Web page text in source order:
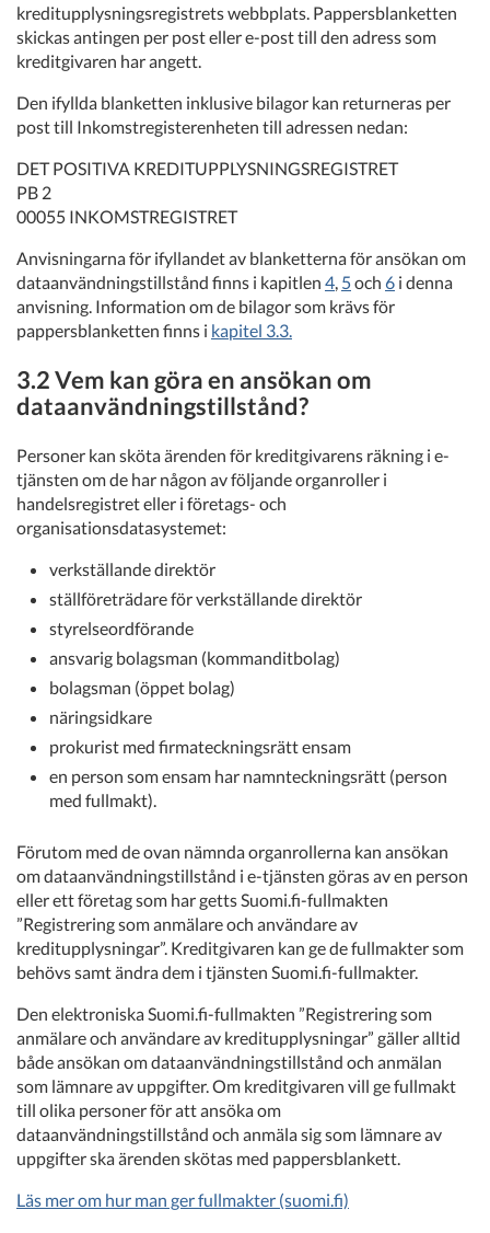
kreditupplysningsregistrets webbplats. Pappersblanketten
skickas antingen per post eller e-post till den adress som
kreditgivaren har angett.
Den ifyllda blanketten inklusive bilagor kan returneras per
post till Inkomstregisterenheten till adressen nedan:
DET POSITIVA KREDITUPPLYSNINGSREGISTRET
PB 2
00055 INKOMSTREGISTRET
Anvisningarna för ifyllandet av blanketterna för ansökan om
dataanvändningstillstånd finns i kapitlen 4, 5och 6 i denna
anvisning. Information om de bilagor som krävs för
pappersblanketten finns i kapitel 3.3.
3.2 Vem kan göra en ansökan om
dataanvändningstillstånd?
Personer kan sköta ärenden för kreditgivarens räkning i e-
tjänsten om de har någon av följande organroller i
handelsregistret eller i företags- och
organisationsdatasystemet:
verkställande direktör
ställföreträdare för verkställande direktör
styrelseordförande
ansvarig bolagsman (kommanditbolag)
bolagsman (öppet bolag)
näringsidkare
prokurist med firmateckningsrätt ensam
en person som ensam har namnteckningsrätt (person
med fullmakt).
Förutom med de ovan nämnda organrollerna kan ansökan
om dataanvändningstillstånd i e-tjänsten göras av en person
eller ett företag som har getts Suomi.fi-fullmakten
”Registrering som anmälare och användare av
kreditupplysningar”. Kreditgivaren kan ge de fullmakter som
behövs samt ändra dem i tjänsten Suomi.fi-fullmakter.
Den elektroniska Suomi.fi-fullmakten ”Registrering som
anmälare och användare av kreditupplysningar” gäller alltid
både ansökan om dataanvändningstillstånd och anmälan
som lämnare av uppgifter. Om kreditgivaren vill ge fullmakt
till olika personer för att ansöka om
dataanvändningstillstånd och anmäla sig som lämnare av
uppgifter ska ärenden skötas med pappersblankett.
Läs mer om hur man ger fullmakter (suomi.fi)